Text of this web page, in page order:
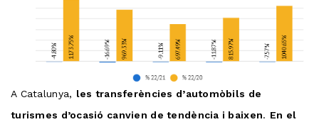
A Catalunya, les transferències d’automòbils de
turismes d’ocasió canvien de tendència i baixen. En el